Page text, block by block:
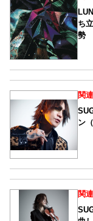
ち
勢
関
ン
関